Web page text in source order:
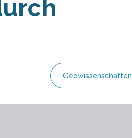
Geowissenschaften